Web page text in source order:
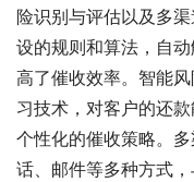
险识别与评估以及多
设的规则和算法，自
高了催收效率。智能
习技术，对客户的还
个性化的催收策略。
话、邮件等多种方式